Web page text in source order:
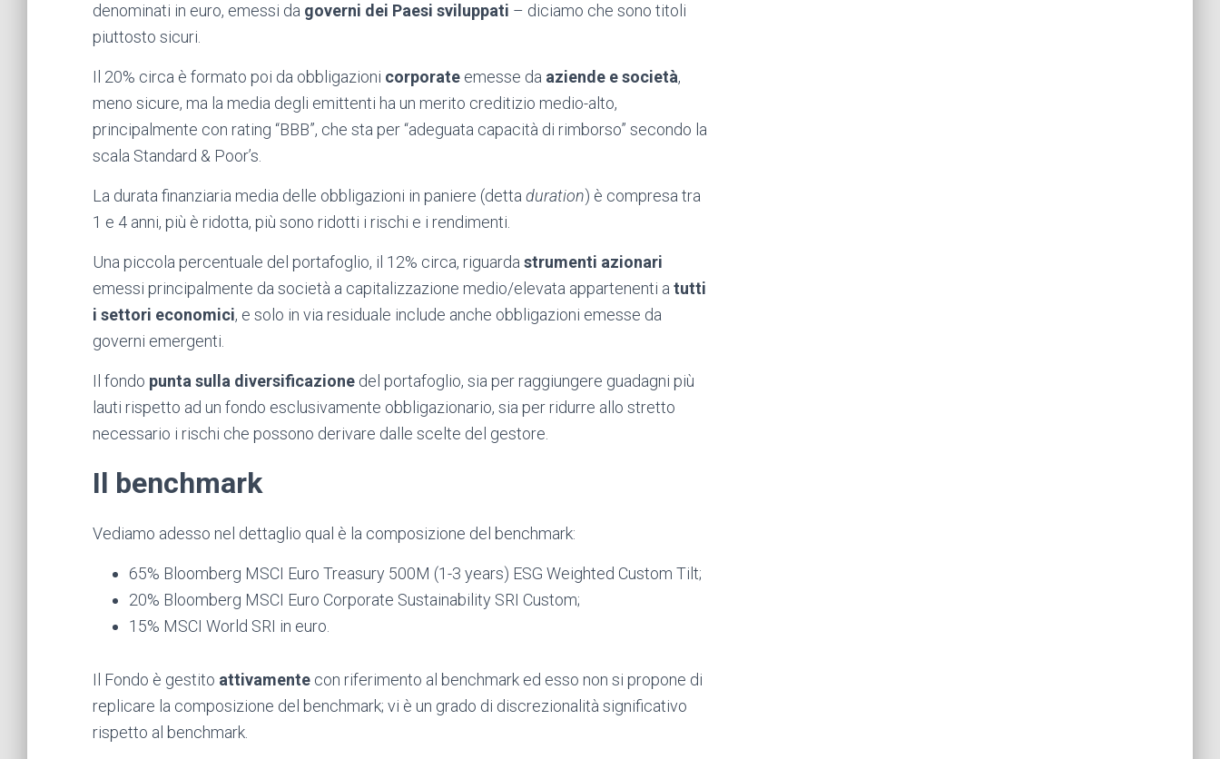
denominati in euro, emessi da governi dei Paesi sviluppati – diciamo che sono titoli
piuttosto sicuri.
Il 20% circa è formato poi da obbligazioni corporate emesse da aziende e società,
meno sicure, ma la media degli emittenti ha un merito creditizio medio-alto,
principalmente con rating “BBB”, che sta per “adeguata capacità di rimborso” secondo la
scala Standard & Poor’s.
La durata finanziaria media delle obbligazioni in paniere (detta duration) è compresa tra
1 e 4 anni, più è ridotta, più sono ridotti i rischi e i rendimenti.
Una piccola percentuale del portafoglio, il 12% circa, riguarda strumenti azionari
emessi principalmente da società a capitalizzazione medio/elevata appartenenti a tutti
i settori economici, e solo in via residuale include anche obbligazioni emesse da
governi emergenti.
Il fondo punta sulla diversificazione del portafoglio, sia per raggiungere guadagni più
lauti rispetto ad un fondo esclusivamente obbligazionario, sia per ridurre allo stretto
necessario i rischi che possono derivare dalle scelte del gestore.
Il benchmark
Vediamo adesso nel dettaglio qual è la composizione del benchmark:
65% Bloomberg MSCI Euro Treasury 500M (1-3 years) ESG Weighted Custom Tilt;
20% Bloomberg MSCI Euro Corporate Sustainability SRI Custom;
15% MSCI World SRI in euro.
Il Fondo è gestito attivamente con riferimento al benchmark ed esso non si propone di
replicare la composizione del benchmark; vi è un grado di discrezionalità significativo
rispetto al benchmark.